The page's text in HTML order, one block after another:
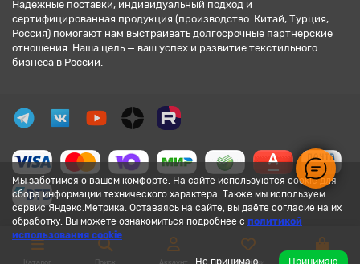
Мы заботимся о вашем комфорте. На сайте используются cookie для
сбора информации технического характера. Также мы используем
сервис Яндекс.Метрика. Оставаясь на сайте, вы даёте согласие на их
обработку. Вы можете ознакомиться подробнее с политикой
использования cookie.
Не принимаю Принимаю
Надежные поставки, индивидуальный подход и
сертифицированная продукция (производство: Китай, Турция,
Россия) помогают нам выстраивать долгосрочные партнерские
отношения. Наша цель — ваш успех и развитие текстильного
бизнеса в России.
Каталог Поиск Аккаунт Закладки Корзина